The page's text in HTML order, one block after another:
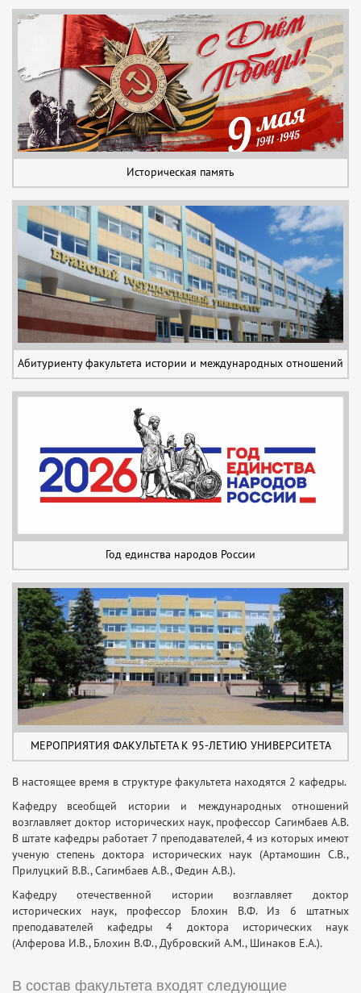
Историческая память
Абитуриенту факультета истории и международных отношений
Год единства народов России
МЕРОПРИЯТИЯ ФАКУЛЬТЕТА К 95-ЛЕТИЮ УНИВЕРСИТЕТА
В настоящее время в структуре факультета находятся 2 кафедры.
Кафедру всеобщей истории и международных отношений
возглавляет доктор исторических наук, профессор Сагимбаев А.В.
В штате кафедры работает 7 преподавателей, 4 из которых имеют
ученую степень доктора исторических наук (Артамошин С.В.,
Прилуцкий В.В., Сагимбаев А.В., Федин А.В.).
Кафедру отечественной истории возглавляет доктор
исторических наук, профессор Блохин В.Ф. Из 6 штатных
преподавателей кафедры 4 доктора исторических наук
(Алферова И.В., Блохин В.Ф., Дубровский А.М., Шинаков Е.А.).
В состав факультета входят следующие